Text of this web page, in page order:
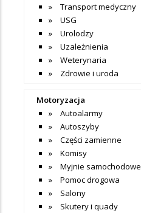
Transport medyczny
USG
Urolodzy
Uzależnienia
Weterynaria
Zdrowie i uroda
Motoryzacja
Autoalarmy
Autoszyby
Części zamienne
Komisy
Myjnie samochodowe
Pomoc drogowa
Salony
Skutery i quady